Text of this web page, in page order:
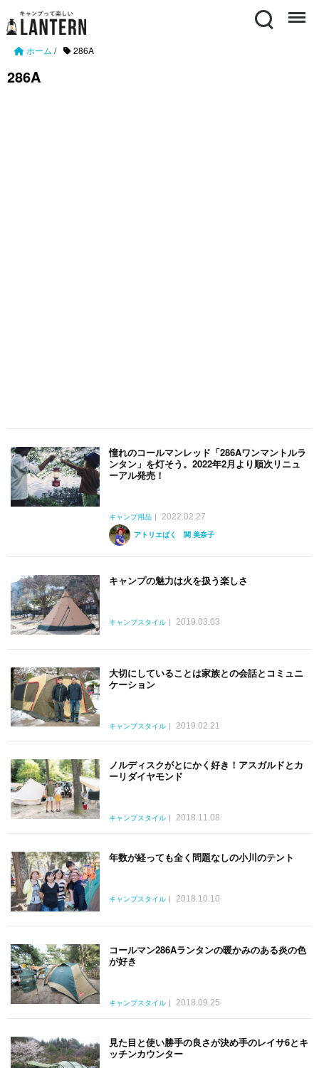
Search Menu
ホーム / 286A
286A
憧れのコールマンレッド「286Aワンマントルラ
ンタン」を灯そう。2022年2月より順次リニュ
ーアル発売！
キャンプ用品
2022.02.27
アトリエばく 関 美奈子
キャンプの魅力は火を扱う楽しさ
キャンプスタイル 2019.03.03
大切にしていることは家族との会話とコミュニ
ケーション
キャンプスタイル 2019.02.21
ノルディスクがとにかく好き！アスガルドとカ
ーリダイヤモンド
キャンプスタイル 2018.11.08
年数が経っても全く問題なしの小川のテント
キャンプスタイル 2018.10.10
コールマン286Aランタンの暖かみのある炎の色
が好き
キャンプスタイル 2018.09.25
見た目と使い勝手の良さが決め手のレイサ6とキ
ッチンカウンター